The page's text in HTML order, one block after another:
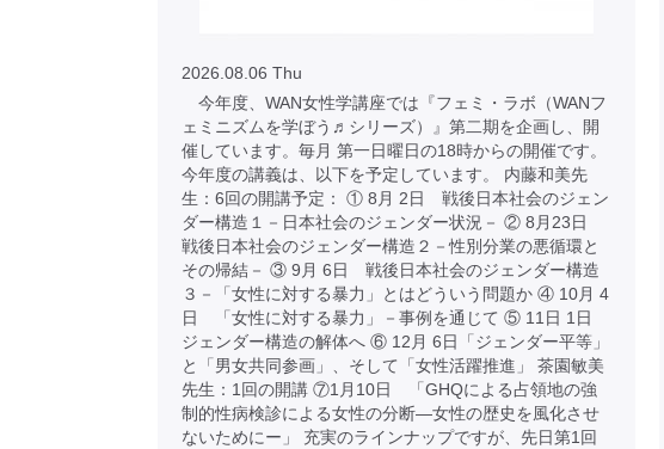
2026.08.06 Thu
今年度、WAN女性学講座では『フェミ・ラボ（WANフ
ェミニズムを学ぼう♬シリーズ）』第二期を企画し、開
催しています。毎月 第一日曜日の18時からの開催です。
今年度の講義は、以下を予定しています。 内藤和美先
生：6回の開講予定： ① 8月 2日 戦後日本社会のジェン
ダー構造１－日本社会のジェンダー状況－ ② 8月23日
戦後日本社会のジェンダー構造２－性別分業の悪循環と
その帰結－ ③ 9月 6日 戦後日本社会のジェンダー構造
３－「女性に対する暴力」とはどういう問題か ④ 10月 4
日 「女性に対する暴力」－事例を通じて ⑤ 11日 1日
ジェンダー構造の解体へ ⑥ 12月 6日「ジェンダー平等」
と「男女共同参画」、そして「女性活躍推進」 茶園敏美
先生：1回の開講 ⑦1月10日 「GHQによる占領地の強
制的性病検診による女性の分断―女性の歴史を風化させ
ないためにー」 充実のラインナップですが、先日第1回